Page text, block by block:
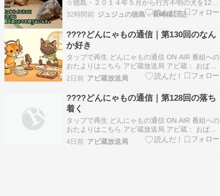
☆徳島・２０１４年５月から行方不明の犬を12年
探しています ↑ ↑詳細はWEBサイトに記載してい
ます。（※2026年10月末で閉鎖します。）※２
０２６年５月、行方不明から１２年で、グーちゃ
ん捜索に区切りを付けました。私の足を使っての
捜索…
32時間前 ジュジュの徳島・長崎猫日記
????どんにゃもの通信｜第130回のなん
か好き
タップで再生 どんにゃもの通信 ON AIR 番組への
おたよりはこちら アビ蔵放送局 アビ蔵： おばん
です。 アビ蔵： 今日のお題は 「あなたにとっ
て、なんか好きって、どんなものですか？」です
アビ蔵： 宮崎県のrumiさんからのおたよりです。
アビ蔵： 夜中に窓を開けた時の風…
2日前 アビ蔵放送局
????どんにゃもの通信｜第128回の落ち
着く
タップで再生 どんにゃもの通信 ON AIR 番組への
おたよりはこちら アビ蔵放送局 アビ蔵： おばん
です。 アビ蔵： 今日のお題は「あなたにとっ
て、落ち着くって、どんなものですか？」です ア
4日前 アビ蔵放送局